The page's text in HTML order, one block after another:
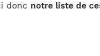
donc notre liste de